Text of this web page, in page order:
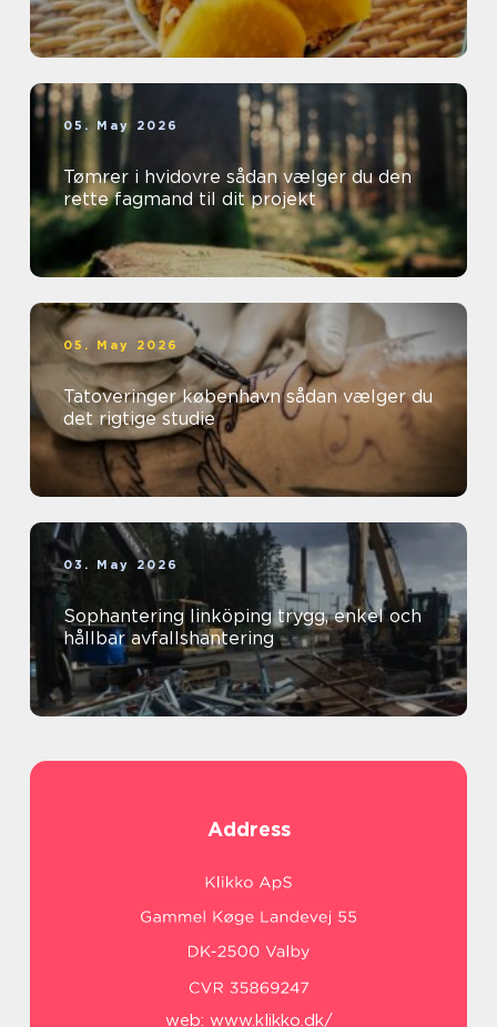
05. May 2026
Tømrer i hvidovre sådan vælger du den
rette fagmand til dit projekt
05. May 2026
Tatoveringer københavn sådan vælger du
det rigtige studie
03. May 2026
Sophantering linköping trygg, enkel och
hållbar avfallshantering
Address
web: www.klikko.dk/